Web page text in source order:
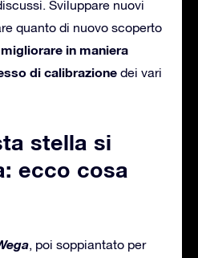
Sviluppare nuovi
quanto di nuovo scoperto
migliorare in maniera
di calibrazione dei vari
stella si
ecco cosa
, poi soppiantato per